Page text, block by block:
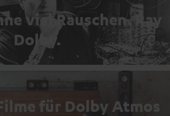
viel Rauschen. Ray
Dolby.
für Dolby Atmos